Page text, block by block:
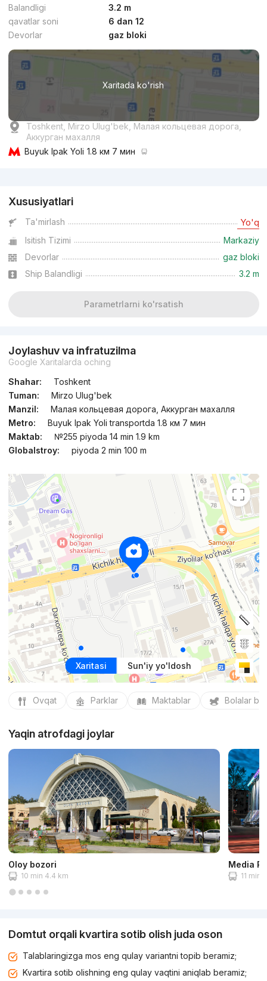
Balandligi
3.2 m
qavatlar soni
6 dan 12
Devorlar
gaz bloki
Xaritada ko'rish
Toshkent, Mirzo Ulug'bek, Малая кольцевая дорога,
Аккурган махалля
Buyuk Ipak Yoli 1.8 км 7 мин
Xususiyatlari
Ta'mirlash Yo'q
Isitish Tizimi
Markaziy
Devorlar
gaz bloki
Ship Balandligi
3.2 m
Parametrlarni ko'rsatish
Joylashuv va infratuzilma
Google Xaritalarda oching
Shahar:
Toshkent
Tuman:
Mirzo Ulug'bek
Manzil:
Малая кольцевая дорога, Аккурган махалля
Metro:
Buyuk Ipak Yoli transportda 1.8 км 7 мин
Maktab:
№255 piyoda 14 min 1.9 km
Globalstroy:
piyoda 2 min 100 m
Xaritasi Sun'iy yo'ldosh
Ovqat Parklar Maktablar Bolalar
Yaqin atrofdagi joylar
Oloy bozori
10 min 4.4 km
Media
11 min
Domtut orqali kvartira sotib olish juda oson
Talablaringizga mos eng qulay variantni topib beramiz;
Kvartira sotib olishning eng qulay vaqtini aniqlab beramiz;